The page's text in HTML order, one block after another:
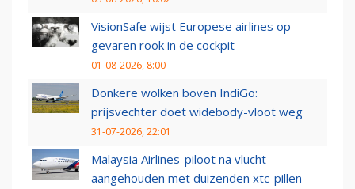
VisionSafe wijst Europese airlines op
gevaren rook in de cockpit
01-08-2026, 8:00
Donkere wolken boven IndiGo:
prijsvechter doet widebody-vloot weg
31-07-2026, 22:01
Malaysia Airlines-piloot na vlucht
aangehouden met duizenden xtc-pillen